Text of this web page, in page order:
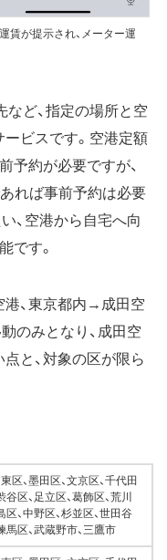
賃が提示され、メーター運
など、指定の場所と空
ビスです。空港定額
予約が必要ですが、
あれば事前予約は必要
、空港から自宅へ向
です。
、東京都内→成田空
のみとなり、成田空
と、対象の区が限ら
区、墨田区、文京区、千代田
谷区、足立区、葛飾区、荒川
区、中野区、杉並区、世田谷
馬区、武蔵野市、三鷹市